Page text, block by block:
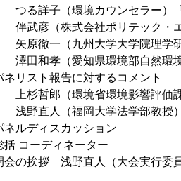
る詳子（環境カウンセラー）「
武彦（株式会社ポリテック・エ
原徹一（九州大学大学院理学
田和孝（愛知県環境部自然環境
ネリスト報告に対するコメント
杉哲郎（環境省環境影響評価課
野直人（福岡大学法学部教授）
ネルディスカッション
括 コーディネーター
会の挨拶 浅野直人（大会実行委員